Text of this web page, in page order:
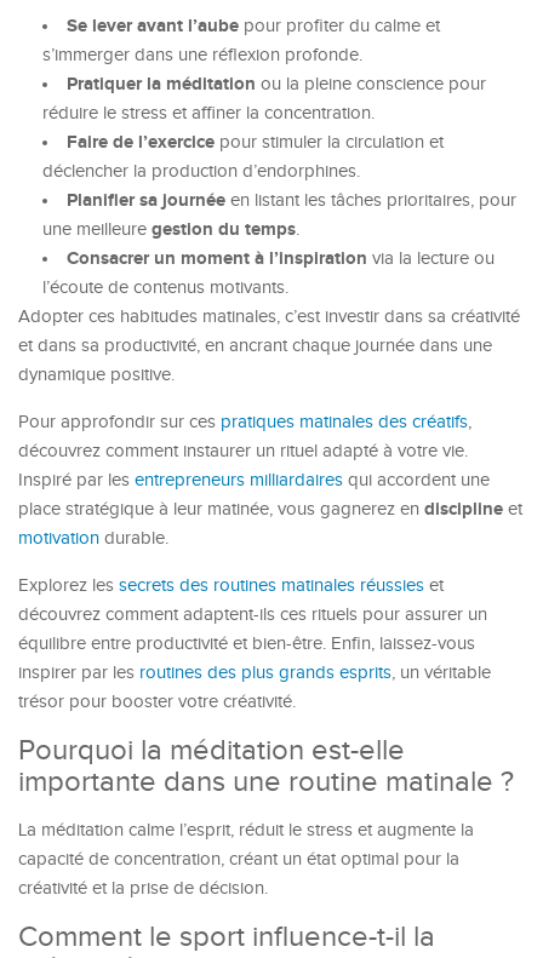
Se lever avant l’aube pour profiter du calme et
s’immerger dans une réflexion profonde.
Pratiquer la méditation ou la pleine conscience pour
réduire le stress et affiner la concentration.
Faire de l’exercice pour stimuler la circulation et
déclencher la production d’endorphines.
Planifier sa journée en listant les tâches prioritaires, pour
une meilleure gestion du temps.
Consacrer un moment à l’inspiration via la lecture ou
l’écoute de contenus motivants.
Adopter ces habitudes matinales, c’est investir dans sa créativité
et dans sa productivité, en ancrant chaque journée dans une
dynamique positive.
Pour approfondir sur ces pratiques matinales des créatifs,
découvrez comment instaurer un rituel adapté à votre vie.
Inspiré par les entrepreneurs milliardaires qui accordent une
place stratégique à leur matinée, vous gagnerez en discipline et
motivation durable.
Explorez les secrets des routines matinales réussies et
découvrez comment adaptent-ils ces rituels pour assurer un
équilibre entre productivité et bien-être. Enfin, laissez-vous
inspirer par les routines des plus grands esprits, un véritable
trésor pour booster votre créativité.
Pourquoi la méditation est-elle
importante dans une routine matinale ?
La méditation calme l’esprit, réduit le stress et augmente la
capacité de concentration, créant un état optimal pour la
créativité et la prise de décision.
Comment le sport influence-t-il la